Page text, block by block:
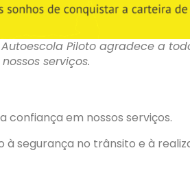
Piloto agradece a
nossos serviços.
confiança em nossos serviços.
segurança no trânsito e à